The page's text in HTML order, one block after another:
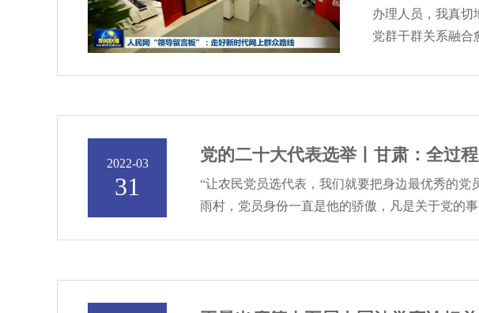
办理人员，我真切
党群干群关系融
2022-03
31
党的二十大代表选举丨甘肃：全过
“让农民党员选代表，我们就要把身边最优秀的
雨村，党员身份一直是他的骄傲，凡是关于党的